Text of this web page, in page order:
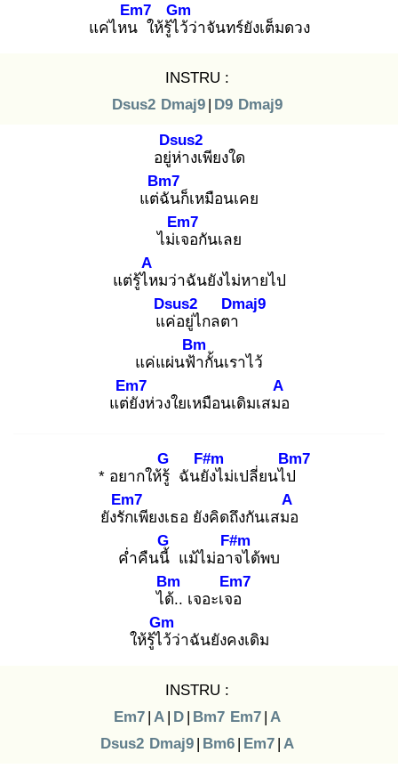
แค่ไหน
Em7
ให้รู้ไว้
Gm
ว่าจันทร์ยังเต็มดวง
INSTRU :
Dsus2 Dmaj9 | D9 Dmaj9
อยู่ห่
Dsus2
างเพียงใด
แต่ฉั
Bm7
นก็เหมือนเคย
ไม่เจ
Em7
อกันเลย
แต่รู้ไห
A
มว่าฉันยังไม่หายไป
แค่
Dsus2
อยู่ไกลตา
Dmaj9
แค่แผ่นฟ้า
Bm
กั้นเราไว้
แต่ยั
Em7
งห่วงใยเหมือนเดิมเสมอ
A
* อยากให้รู้
G
ฉันยัง
F#m
ไม่เปลี่ยนไป
Bm7
ยังรัก
Em7
เพียงเธอ ยังคิดถึงกันเสมอ
A
ค่ำคืนนี้
G
แม้ไม่อาจ
F#m
ได้พบ
ได้.
Bm
. เจอะเจอ
Em7
ให้รู้ไว้
Gm
ว่าฉันยังคงเดิม
INSTRU :
Em7 | A | D | Bm7 Em7 | A
Dsus2 Dmaj9 | Bm6 | Em7 | A